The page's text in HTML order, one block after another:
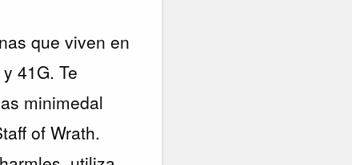
que viven en
41G. Te
minimedal
of Wrath.